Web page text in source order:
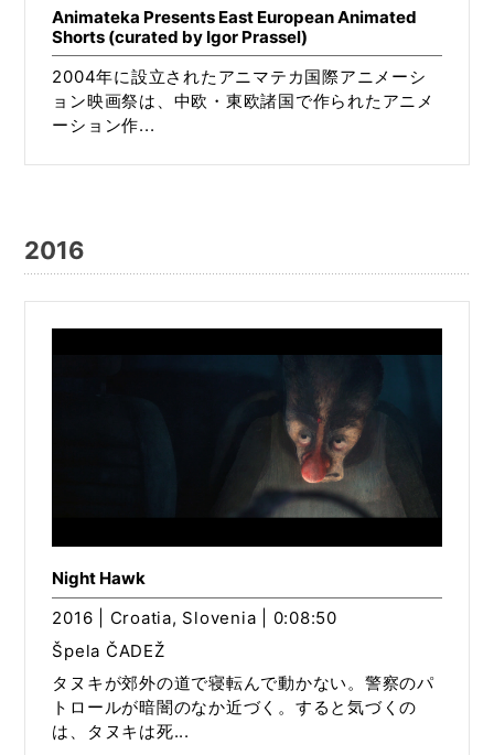
Animateka Presents East European Animated
Shorts (curated by Igor Prassel)
2004年に設立されたアニマテカ国際アニメーシ
ョン映画祭は、中欧・東欧諸国で作られたアニメ
ーション作...
2016
Night Hawk
2016 | Croatia, Slovenia | 0:08:50
Špela ČADEŽ
タヌキが郊外の道で寝転んで動かない。警察のパ
トロールが暗闇のなか近づく。すると気づくの
は、タヌキは死...